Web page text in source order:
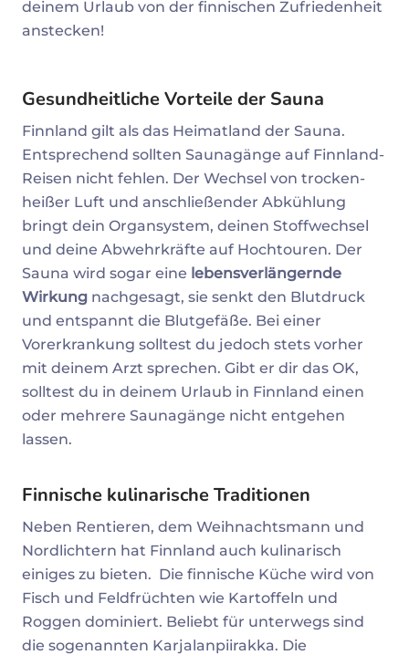
deinem Urlaub von der finnischen Zufriedenheit
anstecken!
Gesundheitliche Vorteile der Sauna
Finnland gilt als das Heimatland der Sauna.
Entsprechend sollten Saunagänge auf Finnland-
Reisen nicht fehlen. Der Wechsel von trocken-
heißer Luft und anschließender Abkühlung
bringt dein Organsystem, deinen Stoffwechsel
und deine Abwehrkräfte auf Hochtouren. Der
Sauna wird sogar eine lebensverlängernde
Wirkung nachgesagt, sie senkt den Blutdruck
und entspannt die Blutgefäße. Bei einer
Vorerkrankung solltest du jedoch stets vorher
mit deinem Arzt sprechen. Gibt er dir das OK,
solltest du in deinem Urlaub in Finnland einen
oder mehrere Saunagänge nicht entgehen
lassen.
Finnische kulinarische Traditionen
Neben Rentieren, dem Weihnachtsmann und
Nordlichtern hat Finnland auch kulinarisch
einiges zu bieten. Die finnische Küche wird von
Fisch und Feldfrüchten wie Kartoffeln und
Roggen dominiert. Beliebt für unterwegs sind
die sogenannten Karjalanpiirakka. Die